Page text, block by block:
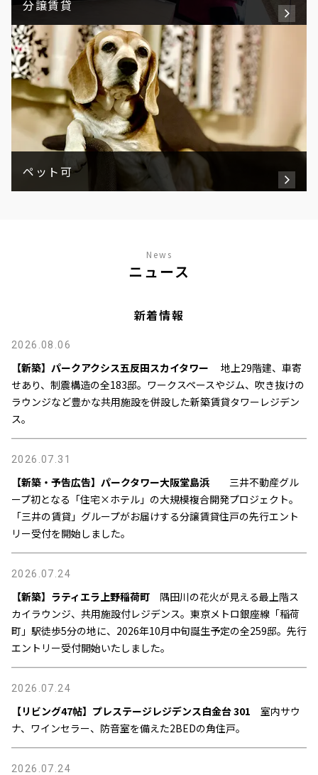
分譲賃貸
ペット可
News
ニュース
新着情報
2026.08.06
【新築】パークアクシス五反田スカイタワー
地上29階建、車寄
せあり、制震構造の全183邸。ワークスペースやジム、吹き抜けの
ラウンジなど豊かな共用施設を併設した新築賃貸タワーレジデン
ス。
2026.07.31
【新築・予告広告】パークタワー大阪堂島浜
三井不動産グル
ープ初となる「住宅×ホテル」の大規模複合開発プロジェクト。
「三井の賃貸」グループがお届けする分譲賃貸住戸の先行エント
リー受付を開始しました。
2026.07.24
【新築】ラティエラ上野稲荷町
隅田川の花火が見える最上階ス
カイラウンジ、共用施設付レジデンス。東京メトロ銀座線「稲荷
町」駅徒歩5分の地に、2026年10月中旬誕生予定の全259邸。先行
エントリー受付開始いたしました。
2026.07.24
【リビング47帖】プレステージレジデンス白金台 301
室内サウ
ナ、ワインセラー、防音室を備えた2BEDの角住戸。
2026.07.24